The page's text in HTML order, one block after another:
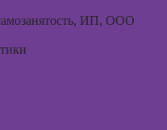
ИП, ООО